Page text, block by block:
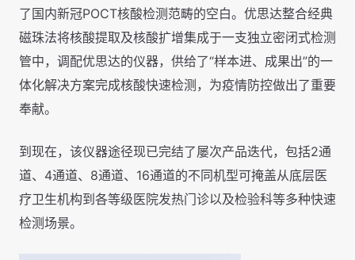
了国内新冠POCT核酸检测范畴的空白。优思达整合经典
磁珠法将核酸提取及核酸扩增集成于一支独立密闭式检测
管中，调配优思达的仪器，供给了“样本进、成果出”的一
体化解决方案完成核酸快速检测，为疫情防控做出了重要
奉献。
到现在，该仪器途径现已完结了屡次产品迭代，包括2通
道、4通道、8通道、16通道的不同机型可掩盖从底层医
疗卫生机构到各等级医院发热门诊以及检验科等多种快速
检测场景。